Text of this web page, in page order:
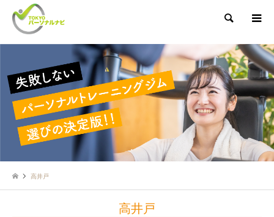
検索
高井戸
高井戸